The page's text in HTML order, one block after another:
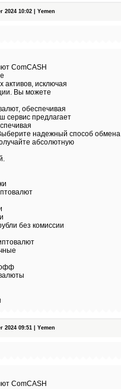
2024 10:02 | Yemen
ComCASH
исключая
Вы можете
обеспечивая
сервис предлагает
надежный способ обмена
абсолютную
без комиссии
2024 09:51 | Yemen
ComCASH